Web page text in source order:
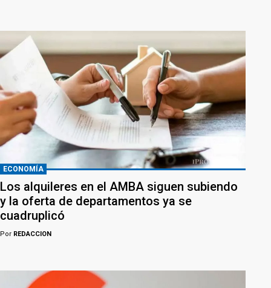
ECONOMÍA
Los alquileres en el AMBA siguen subiendo
y la oferta de departamentos ya se
cuadruplicó
Por REDACCION